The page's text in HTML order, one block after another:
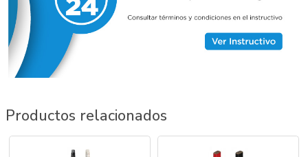
Productos relacionados